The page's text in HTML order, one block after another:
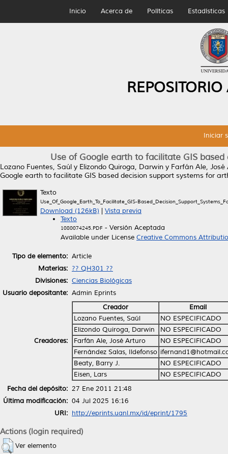
Inicio Acerca de Políticas Estadísticas
Iniciar
Use of Google earth to facilitate GIS
Lozano Fuentes, Saúl y Elizondo Quiroga, Darwin y Farfán Ale, José
Google earth to facilitate GIS based decision support systems for
Texto
Use_Of_Google_Earth_To_Facilitate_GIS-
Download (126kB)
Vista previa
Texto
1080074245.PDF - Versión Aceptada
Available under License Creative Commons
Tipo de elemento: Article
Materias: ?? QH301 ??
Divisiones: Ciencias Biológicas
Usuario depositante: Admin Eprints
Creadores:
Creador
Email
Lozano Fuentes, Saúl
NO ESPECIFICADO
Elizondo Quiroga, Darwin
NO ESPECIFICADO
Farfán Ale, José Arturo
NO ESPECIFICADO
Fernández Salas, Ildefonso
Beaty, Barry J.
NO ESPECIFICADO
Eisen, Lars
NO ESPECIFICADO
Fecha del depósito: 27 Ene 2011 21:48
Última modificación: 04 Jul 2025 16:16
URI: http://eprints.uanl.mx/id/eprint/1795
Actions (login required)
Ver elemento